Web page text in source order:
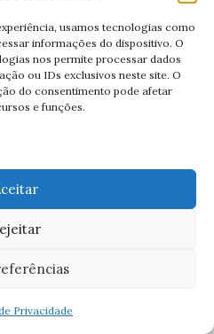
usamos tecnologias como
informações do dispositivo. O
nos permite processar dados
ou IDs exclusivos neste site. O
do consentimento pode afetar
e funções.
Privacidade